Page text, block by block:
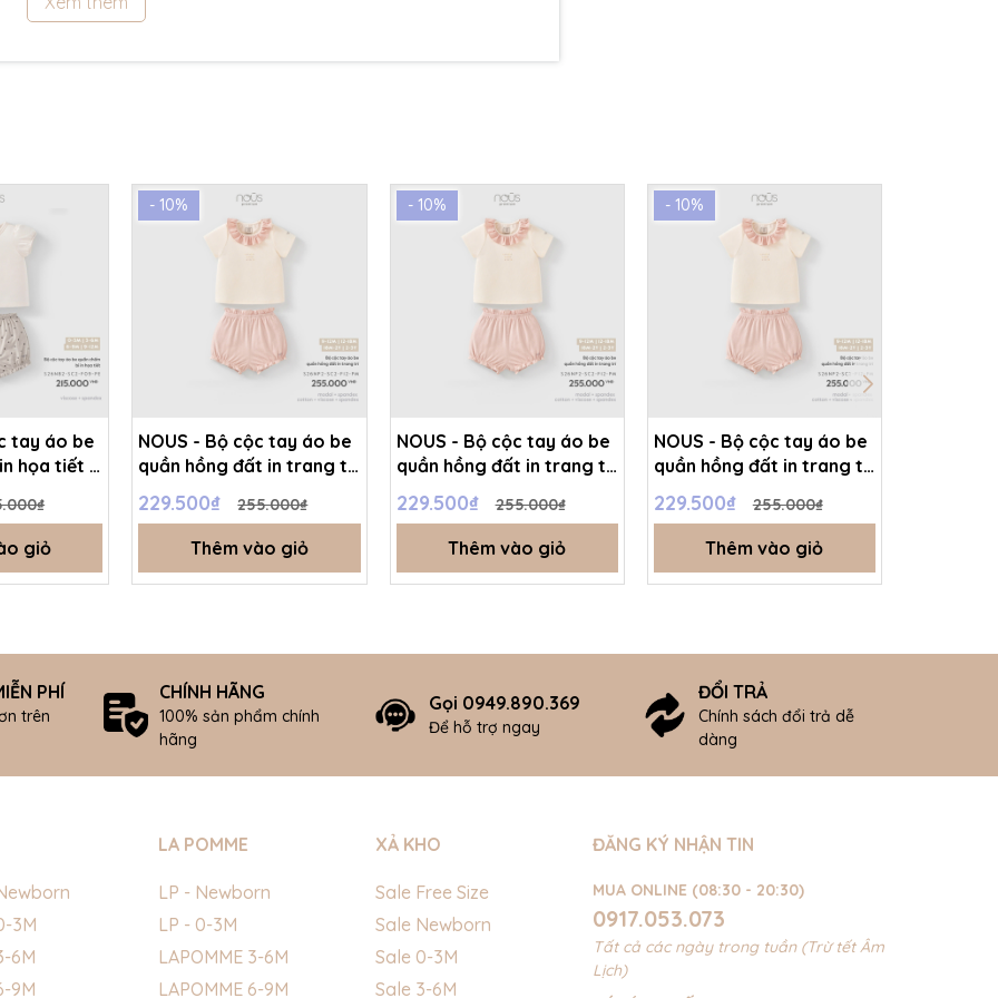
tay áo be
họa tiết -
giỏ
- 10%
NOUS - Bộ cộc tay áo be
quần hồng đất in trang trí
229.500₫ 255.000₫
Thêm vào giỏ
- 10%
NOUS - Bộ cộc tay áo be
quần hồng đất in trang trí
229.500₫ 255.000₫
Thêm vào giỏ
- 10%
NOUS - Bộ cộc tay áo be
quần hồng đất in trang trí
229.500₫ 255.000₫
Thêm vào giỏ
PHÍ
trên
CHÍNH HÃNG
100% sản phẩm chính
hãng
Gọi 0949.890.369
Để hỗ trợ ngay
ĐỔI TRẢ
Chính sách đổi trả dễ
dàng
3M
6M
9M
LA POMME
LP - Newborn
LP - 0-3M
LAPOMME 3-6M
LAPOMME 6-9M
XẢ KHO
Sale Free Size
Sale Newborn
Sale 0-3M
Sale 3-6M
ĐĂNG KÝ NHẬN TIN
MUA ONLINE (08:30 - 20:30)
0917.053.073
Tất cả các ngày trong tuần (Trừ tết Âm
Lịch)